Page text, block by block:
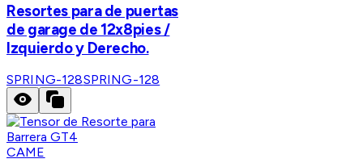
Resortes para de puertas
de garage de 12x8pies /
Izquierdo y Derecho.
SPRING-128SPRING-128
CAME